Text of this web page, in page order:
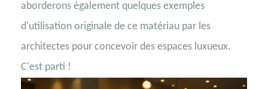
aborderons également quelques exemples
d'utilisation originale de ce matériau par les
architectes pour concevoir des espaces luxueux.
C'est parti !